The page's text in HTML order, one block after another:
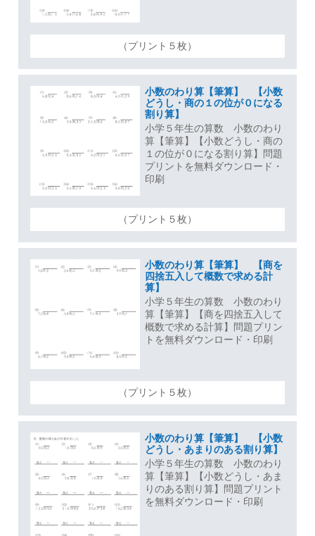
（プリント５枚）
小数のわり算【筆算】 【小数
どうし・商の１の位が０になる
割り算】
小学５年生の算数 小数のわり
算【筆算】【小数どうし・商の
１の位が０になる割り算】問題
プリントを無料ダウンロード・
印刷
（プリント５枚）
小数のわり算【筆算】 【商を
四捨五入して概数で求める計
算】
小学５年生の算数 小数のわり
算【筆算】【商を四捨五入して
概数で求める計算】問題プリン
トを無料ダウンロード・印刷
（プリント５枚）
小数のわり算【筆算】 【小数
どうし・あまりのある割り算】
小学５年生の算数 小数のわり
算【筆算】【小数どうし・あま
りのある割り算】問題プリント
を無料ダウンロード・印刷